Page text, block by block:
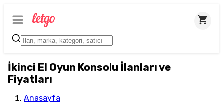
İkinci El Oyun Konsolu İlanları ve
Fiyatları
Anasayfa